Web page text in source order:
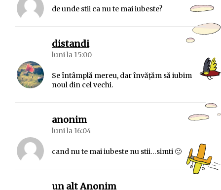
de unde stii ca nu te mai iubeste?
distandispune:
luni la 15:00
Se întâmplă mereu, dar învățăm să iubim
noul din cel vechi.
anonimspune:
luni la 16:04
cand nu te mai iubeste nu stii…simti 🙂
un alt Anonimspune: